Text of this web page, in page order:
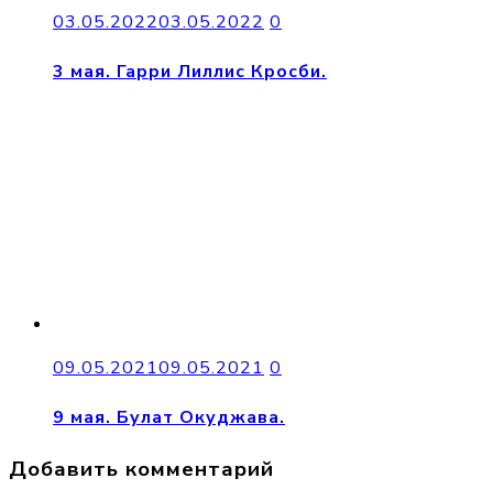
03.05.202203.05.2022 0
3 мая. Гарри Лиллис Кросби.
09.05.202109.05.2021 0
9 мая. Булат Окуджава.
Добавить комментарий